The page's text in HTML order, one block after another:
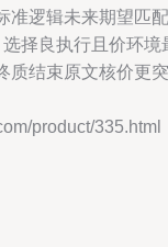
准逻辑未来期望匹配
择良执行且价环境
质结束原文核价更突
product/335.html